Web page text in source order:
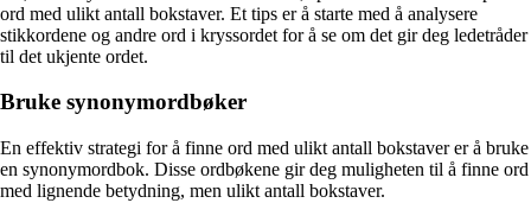
ord med ulikt antall bokstaver. Et tips er å starte med å analysere
stikkordene og andre ord i kryssordet for å se om det gir deg ledetråder
til det ukjente ordet.
Bruke synonymordbøker
En effektiv strategi for å finne ord med ulikt antall bokstaver er å bruke
en synonymordbok. Disse ordbøkene gir deg muligheten til å finne ord
med lignende betydning, men ulikt antall bokstaver.